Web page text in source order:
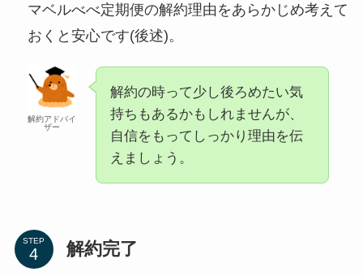
マベルべべ定期便の解約理由をあらかじめ考えて
おくと安心です(後述)。
解約アドバイ
ザー
解約の時って少し後ろめたい気
持ちもあるかもしれませんが、
自信をもってしっかり理由を伝
えましょう。
STEP 解約完了